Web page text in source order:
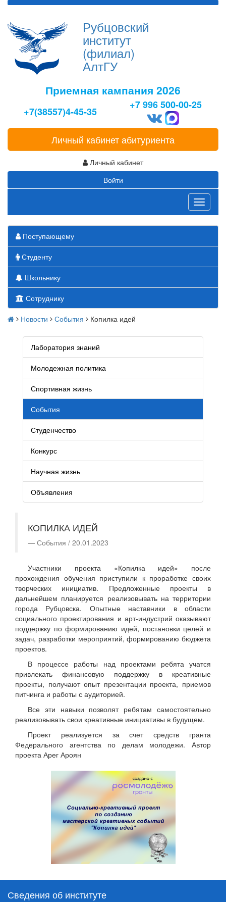
Рубцовский
институт
(филиал)
АлтГУ
Приемная кампания 2026
+7(38557)4-45-35
+7 996 500-00-25
Личный кабинет абитуриента
Личный кабинет
Войти
Toggle
Поступающему
Студенту
Школьнику
Сотруднику
Новости События Копилка идей
Лаборатория знаний
Молодежная политика
Спортивная жизнь
События
Студенчество
Конкурс
Научная жизнь
Объявления
КОПИЛКА ИДЕЙ
События / 20.01.2023
Участники проекта «Копилка идей» после
прохождения обучения приступили к проработке своих
творческих инициатив. Предложенные проекты в
дальнейшем планируется реализовывать на территории
города Рубцовска. Опытные наставники в области
социального проектирования и арт-индустрий оказывают
поддержку по формированию идей, постановки целей и
задач, разработки мероприятий, формированию бюджета
проектов.
В процессе работы над проектами ребята учатся
привлекать финансовую поддержку в креативные
проекты, получают опыт презентации проекта, приемов
питчинга и работы с аудиторией.
Все эти навыки позволят ребятам самостоятельно
реализовывать свои креативные инициативы в будущем.
Проект реализуется за счет средств гранта
Федерального агентства по делам молодежи. Автор
проекта Арег Ароян
Сведения об институте